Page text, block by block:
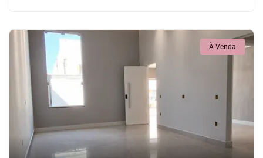
À Venda